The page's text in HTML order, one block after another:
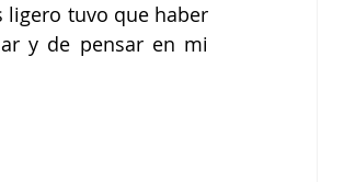
ligero tuvo que haber
y de pensar en mi